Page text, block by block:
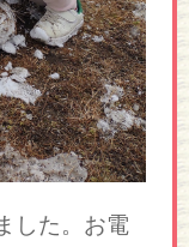
した。お電